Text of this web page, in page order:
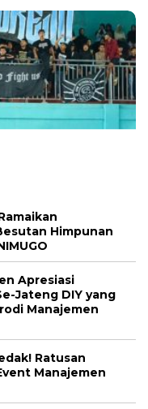
Himpunan
Apresiasi
Jateng DIY yang
Manajemen
Ratusan
Manajemen